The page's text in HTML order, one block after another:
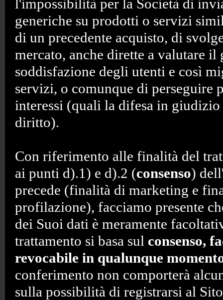
l'impossibilità per la Società di
generiche su prodotti o servizi
di un precedente acquisto, di
mercato, anche dirette a valutare il
soddisfazione degli utenti e così
servizi, o comunque di perseguire
interessi (quali la difesa in
diritto).
Con riferimento alle finalità del
ai punti d).1) e d).2 (consenso)
precede (finalità di marketing e
profilazione), facciamo presente
dei Suoi dati è meramente
trattamento si basa sul consenso,
revocabile in qualunque
conferimento non comporterà
sulla possibilità di registrarsi al